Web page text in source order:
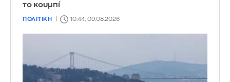
το κουμπί
ΠΟΛΙΤΙΚΗ 10:44, 09.08.2026